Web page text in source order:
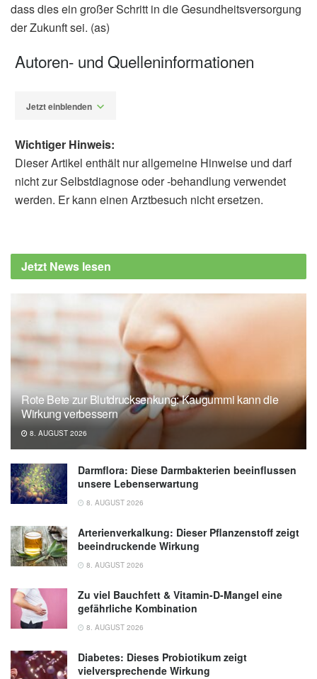
dass dies ein großer Schritt in die Gesundheitsversorgung
der Zukunft sei. (as)
Autoren- und Quelleninformationen
Jetzt einblenden
Sandoval , Anoop S.V. Shah , Athanasios
Tsanas et al.: Machine Learning to Predict
in Circulation (Abfrage: 11.09.2019),
Circulation
Wichtiger Hinweis:
Dieser Artikel enthält nur allgemeine Hinweise und darf
nicht zur Selbstdiagnose oder -behandlung verwendet
werden. Er kann einen Arztbesuch nicht ersetzen.
Jetzt News lesen
Rote Bete zur Blutdrucksenkung: Kaugummi kann die
Wirkung verbessern
8. AUGUST 2026
Darmflora: Diese Darmbakterien beeinflussen
unsere Lebenserwartung
8. AUGUST 2026
Arterienverkalkung: Dieser Pflanzenstoff zeigt
beeindruckende Wirkung
8. AUGUST 2026
Zu viel Bauchfett & Vitamin-D-Mangel eine
gefährliche Kombination
8. AUGUST 2026
Diabetes: Dieses Probiotikum zeigt
vielversprechende Wirkung